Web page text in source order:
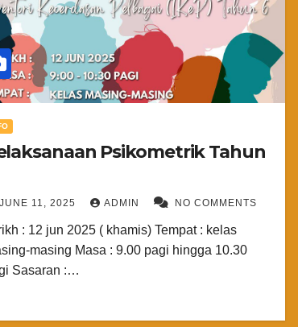
Psikometrik Tahun
JUNE 11, 2025 ADMIN NO COMMENTS
: 12 jun 2025 ( khamis) Tempat : kelas
masing Masa : 9.00 pagi hingga 10.30
Sasaran :…